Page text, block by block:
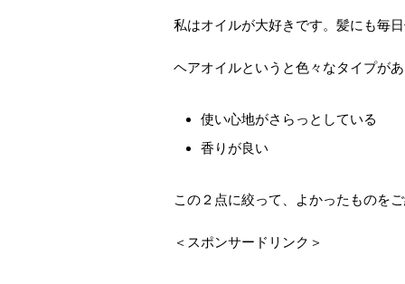
私はオイルが大好きです。髪にも毎
ヘアオイルというと色々なタイプが
使い心地がさらっとしている
香りが良い
この２点に絞って、よかったものを
＜スポンサードリンク＞